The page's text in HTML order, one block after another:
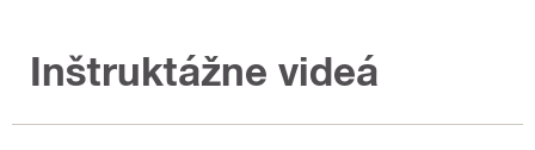
Inštruktážne videá